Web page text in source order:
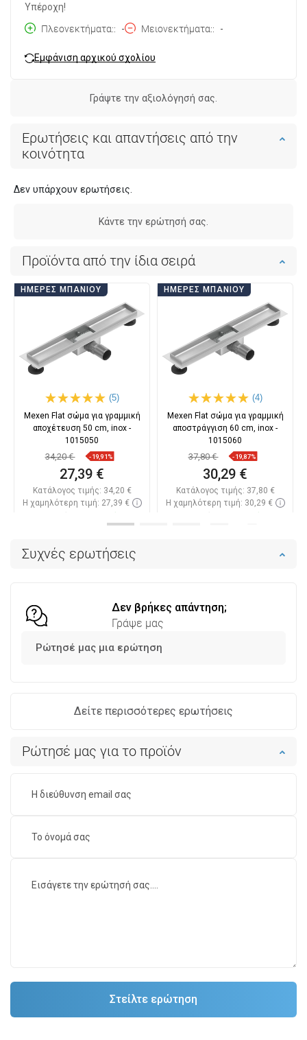
Συχνές ερωτήσεις
Δεν βρήκες απάντηση;
Γράψε μας
Ρώτησέ μας μια ερώτηση
Δείτε περισσότερες ερωτήσεις
Υπέροχη!
Πλεονεκτήματα:
- Μειονεκτήματα: -
Εμφάνιση αρχικού σχολίου
Γράψτε την αξιολόγησή σας.
Ερωτήσεις και απαντήσεις από την
κοινότητα
Δεν υπάρχουν ερωτήσεις.
Κάντε την ερώτησή σας.
Ρώτησέ μας για το προϊόν
Προϊόντα από την ίδια σειρά
ΗΜΈΡΕΣ ΜΠΆΝΙΟΥ
(5)
Mexen Flat σώμα για γραμμική
αποχέτευση 50 cm, inox -
1015050
34,20 € -19,91%
27,39 €
Κατάλογος τιμής: 34,20 €
Η χαμηλότερη τιμή: 27,39 €
ΗΜΈΡΕΣ ΜΠΆΝΙΟΥ
(4)
Mexen Flat σώμα για γραμμική
αποστράγγιση 60 cm, inox -
1015060
37,80 € -19,87%
30,29 €
Κατάλογος τιμής: 37,80 €
Η χαμηλότερη τιμή: 30,29 €